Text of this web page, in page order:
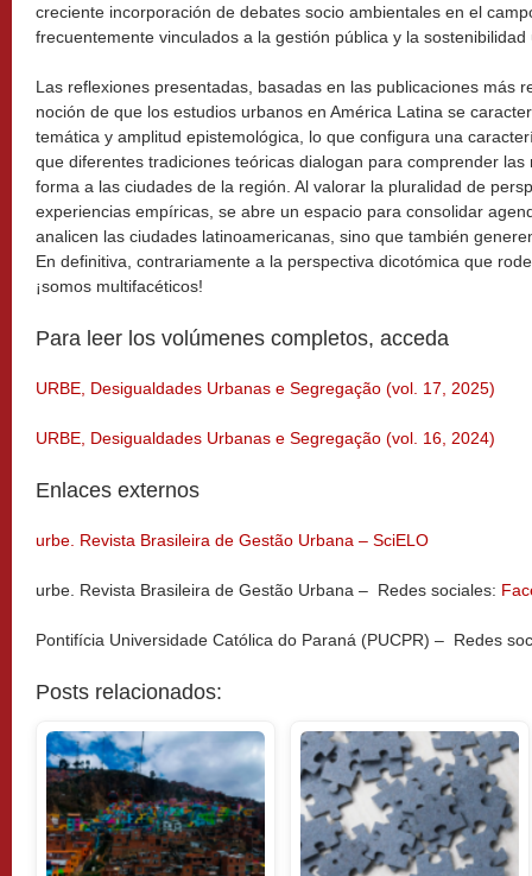
creciente incorporación de debates socio ambientales en el
frecuentemente vinculados a la gestión pública y la sostenibilidad
Las reflexiones presentadas, basadas en las publicaciones más
noción de que los estudios urbanos en América Latina se
temática y amplitud epistemológica, lo que configura una
que diferentes tradiciones teóricas dialogan para comprender
forma a las ciudades de la región. Al valorar la pluralidad de
experiencias empíricas, se abre un espacio para consolidar
analicen las ciudades latinoamericanas, sino que también
En definitiva, contrariamente a la perspectiva dicotómica que
¡somos multifacéticos!
Para leer los volúmenes completos, acceda
URBE, Desigualdades Urbanas e Segregação (vol. 17, 2025)
URBE, Desigualdades Urbanas e Segregação (vol. 16, 2024)
Enlaces externos
urbe. Revista Brasileira de Gestão Urbana – SciELO
urbe. Revista Brasileira de Gestão Urbana – Redes sociales:
Pontifícia Universidade Católica do Paraná (PUCPR) – Redes
Posts relacionados: